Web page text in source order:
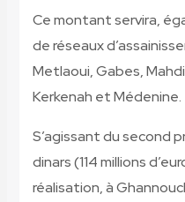
Ce montant servira,
de réseaux
Metlaoui, Gabes,
Kerkenah et Médenine.
S’agissant du second
dinars (114 millions
réalisation, à